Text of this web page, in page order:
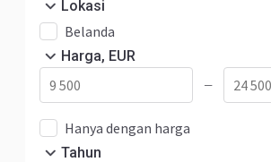
Lokasi
Belanda
Harga, EUR
—
Hanya dengan harga
Tahun